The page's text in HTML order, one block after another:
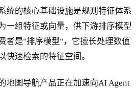
统的核心基础设施是规则特征体系
组特征或向量，供下游排序模型
者是"排序模型"，它擅长处理数值
快速检索的特征空间。
地图导航产品正在加速向AI Agent